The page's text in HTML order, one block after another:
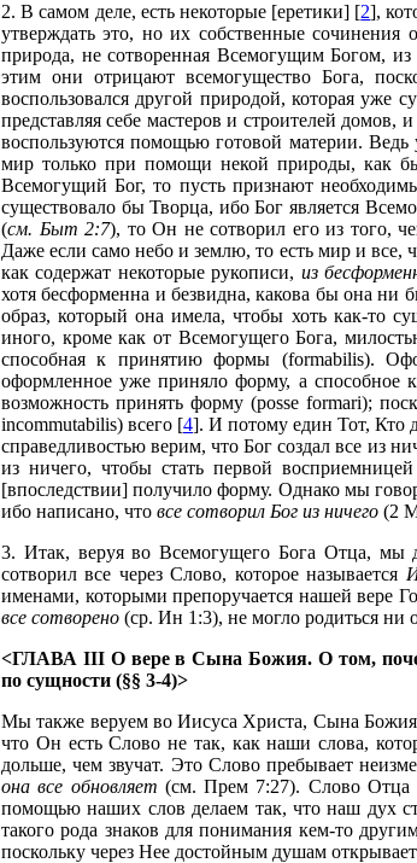
2. В самом деле, есть некоторые [еретики] [2],
утверждать это, но их собственные
природа, не сотворенная Всемогущим Богом,
этим они отрицают всемогущество Бога,
воспользовался другой природой, которая
представляя себе мастеров и строителей
воспользуются помощью готовой материи.
мир только при помощи некой природы, как
Всемогущий Бог, то пусть признают
существовало бы Творца, ибо Бог является
(см. Быт 2:7), то Он не сотворил его из того,
Даже если само небо и землю, то есть мир и
как содержат некоторые рукописи, из
хотя бесформенна и безвидна, какова бы она ни
образ, который она имела, чтобы хоть как-то
иного, кроме как от Всемогущего Бога,
способная к принятию формы (formabilis).
оформленное уже приняло форму, а
возможность принять форму (posse formari);
incommutabilis) всего [4]. И потому един Тот, Кто
справедливостью верим, что Бог создал все из
из ничего, чтобы стать первой
[впоследствии] получило форму. Однако мы
ибо написано, что все сотворил Бог из ничего (2
3. Итак, веруя во Всемогущего Бога Отца, мы
сотворил все через Слово, которое называется
именами, которыми препоручается нашей вере
все сотворено (ср. Ин 1:3), не могло родиться ни
<ГЛАВА III О вере в Сына Божия. О том,
по сущности (§§ 3-4)>
Мы также веруем во Иисуса Христа, Сына
что Он есть Слово не так, как наши слова,
дольше, чем звучат. Это Слово пребывает
она все обновляет (см. Прем 7:27). Слово Отца
помощью наших слов делаем так, что наш дух
такого рода знаков для понимания кем-то
поскольку через Нее достойным душам